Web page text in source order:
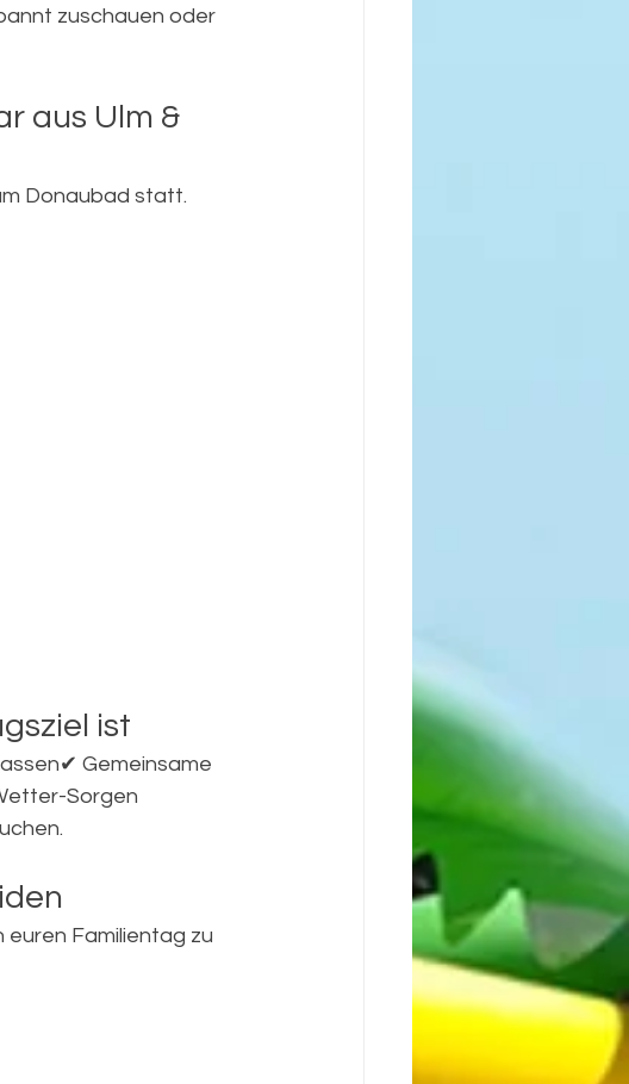
zuschauen oder
aus Ulm &
Donaubad statt.
ist
Gemeinsame
Sorgen
euren Familientag zu